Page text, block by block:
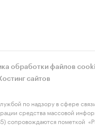
обработки файлов
сайтов
по надзору в сфере
средства массовой
сопровождаются пометкой